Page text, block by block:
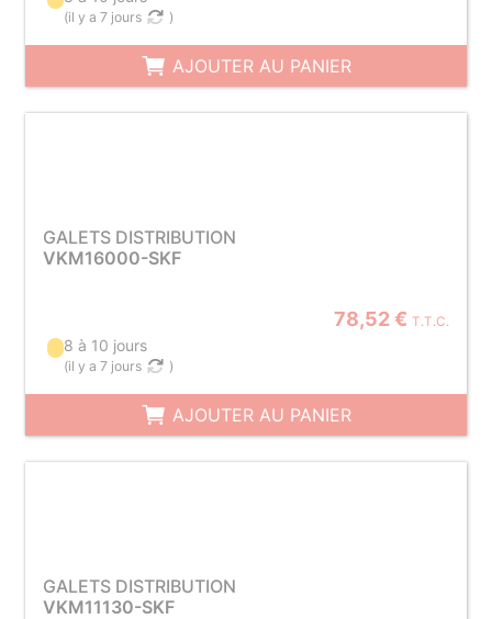
(il y a 7 jours )
AJOUTER AU PANIER
GALETS DISTRIBUTION
VKM16000-SKF
78,52 € T.T.C.
8 à 10 jours
(il y a 7 jours )
AJOUTER AU PANIER
GALETS DISTRIBUTION
VKM11130-SKF